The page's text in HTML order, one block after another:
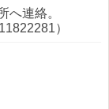
へ連絡。
）